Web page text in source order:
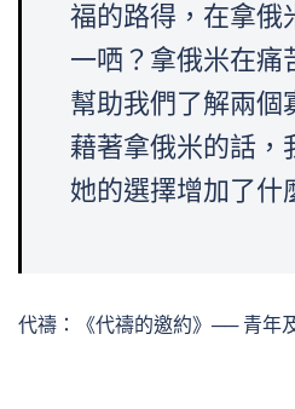
福的路得，在拿俄
一哂？拿俄米在痛
幫助我們了解兩個
藉著拿俄米的話，
她的選擇增加了什
代禱：《代禱的邀約》── 青年